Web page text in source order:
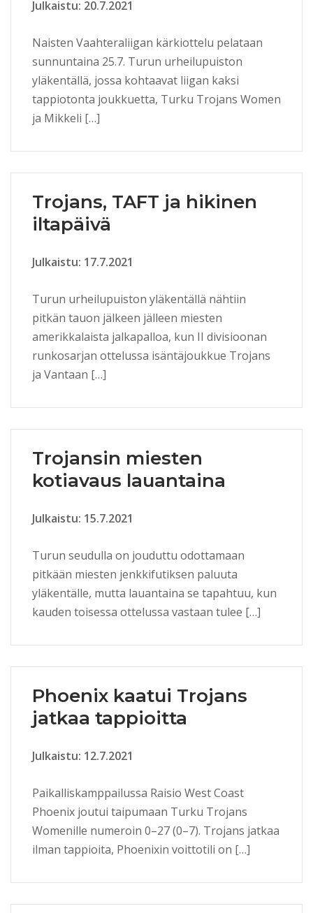
Julkaistu: 20.7.2021
Naisten Vaahteraliigan kärkiottelu pelataan
sunnuntaina 25.7. Turun urheilupuiston
yläkentällä, jossa kohtaavat liigan kaksi
tappiotonta joukkuetta, Turku Trojans Women
ja Mikkeli […]
Trojans, TAFT ja hikinen
iltapäivä
Julkaistu: 17.7.2021
Turun urheilupuiston yläkentällä nähtiin
pitkän tauon jälkeen jälleen miesten
amerikkalaista jalkapalloa, kun II divisioonan
runkosarjan ottelussa isäntäjoukkue Trojans
ja Vantaan […]
Trojansin miesten
kotiavaus lauantaina
Julkaistu: 15.7.2021
Turun seudulla on jouduttu odottamaan
pitkään miesten jenkkifutiksen paluuta
yläkentälle, mutta lauantaina se tapahtuu, kun
kauden toisessa ottelussa vastaan tulee […]
Phoenix kaatui Trojans
jatkaa tappioitta
Julkaistu: 12.7.2021
Paikalliskamppailussa Raisio West Coast
Phoenix joutui taipumaan Turku Trojans
Womenille numeroin 0–27 (0–7). Trojans jatkaa
ilman tappioita, Phoenixin voittotili on […]